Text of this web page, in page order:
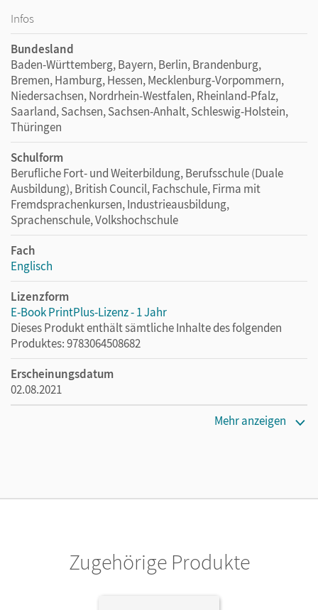
Infos
Bundesland
Baden-Württemberg, Bayern, Berlin, Brandenburg,
Bremen, Hamburg, Hessen, Mecklenburg-Vorpommern,
Niedersachsen, Nordrhein-Westfalen, Rheinland-Pfalz,
Saarland, Sachsen, Sachsen-Anhalt, Schleswig-Holstein,
Thüringen
Schulform
Berufliche Fort- und Weiterbildung, Berufsschule (Duale
Ausbildung), British Council, Fachschule, Firma mit
Fremdsprachenkursen, Industrieausbildung,
Sprachenschule, Volkshochschule
Fach
Englisch
Lizenzform
E-Book PrintPlus-Lizenz - 1 Jahr
Dieses Produkt enthält sämtliche Inhalte des folgenden
Produktes: 9783064508682
Erscheinungsdatum
02.08.2021
Thomson, Kenneth; Benford, Michael; Windisch, Wolf-
Mehr anzeigen
Zugehörige Produkte